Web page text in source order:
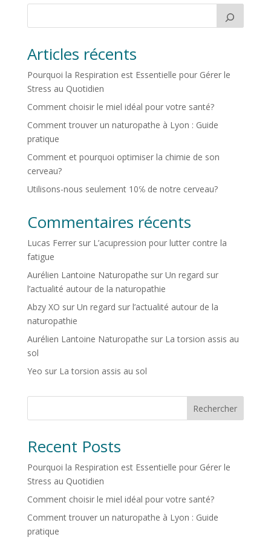
Articles récents
Pourquoi la Respiration est Essentielle pour Gérer le
Stress au Quotidien
Comment choisir le miel idéal pour votre santé?
Comment trouver un naturopathe à Lyon : Guide
pratique
Comment et pourquoi optimiser la chimie de son
cerveau?
Utilisons-nous seulement 10℅ de notre cerveau?
Commentaires récents
Lucas Ferrersur L’acupression pour lutter contre la
fatigue
Aurélien Lantoine Naturopathe sur Un regard sur
l’actualité autour de la naturopathie
Abzy XO sur Un regard sur l’actualité autour de la
naturopathie
Aurélien Lantoine Naturopathe sur La torsion assis au
sol
Yeo sur La torsion assis au sol
Rechercher
Recent Posts
Pourquoi la Respiration est Essentielle pour Gérer le
Stress au Quotidien
Comment choisir le miel idéal pour votre santé?
Comment trouver un naturopathe à Lyon : Guide
pratique